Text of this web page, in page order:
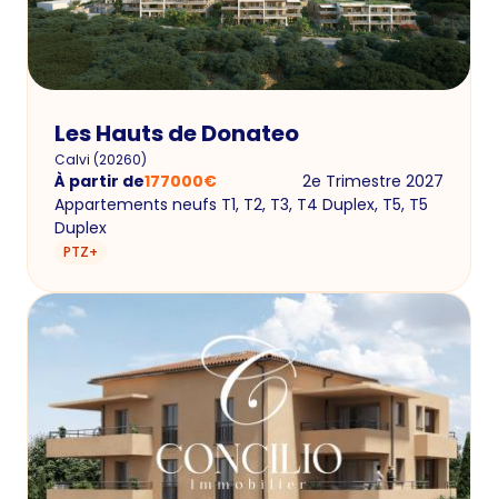
Les Hauts de Donateo
Calvi (20260)
À partir de177000€
2e Trimestre 2027
Appartements neufs T1, T2, T3, T4 Duplex, T5, T5
Duplex
PTZ+